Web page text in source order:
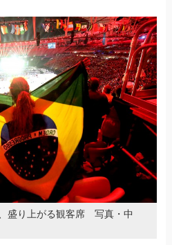
盛り上がる観客席 写真・中